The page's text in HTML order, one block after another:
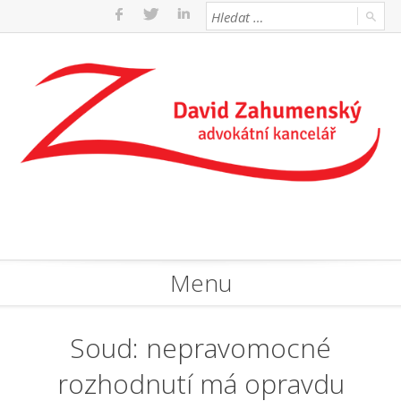
Menu
Soud: nepravomocné
rozhodnutí má opravdu